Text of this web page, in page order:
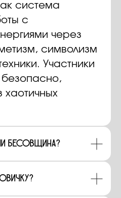
система
с
через
символизм
Участники
безопасно,
хаотичных
бесовщина?